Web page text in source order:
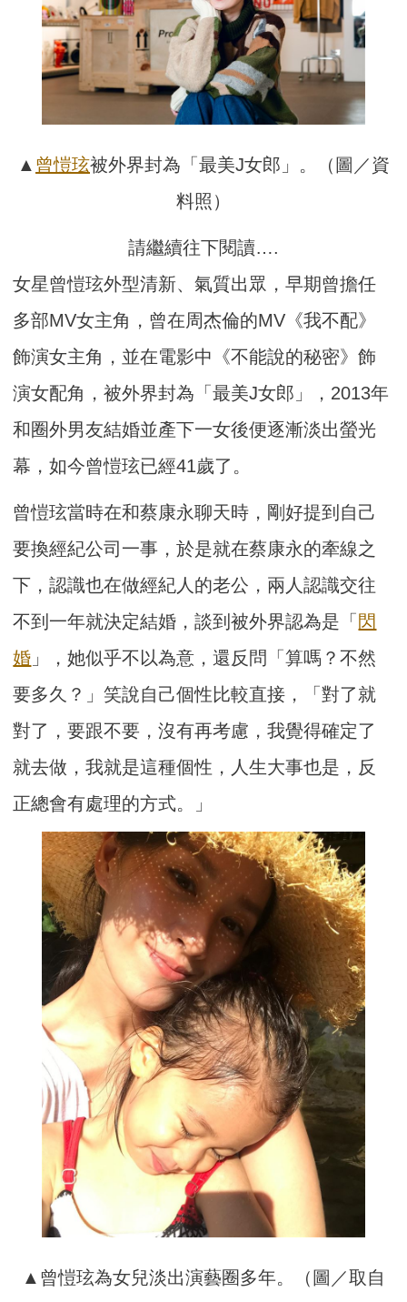
▲ 曾愷玹被外界封為「最美J女郎」。（圖／資
料照）
請繼續往下閱讀….
女星曾愷玹外型清新、氣質出眾，早期曾擔任
多部MV女主角，曾在周杰倫的MV《我不配》
飾演女主角，並在電影中《不能說的秘密》飾
演女配角，被外界封為「最美J女郎」，2013年
和圈外男友結婚並產下一女後便逐漸淡出螢光
幕，如今曾愷玹已經41歲了。
曾愷玹當時在和蔡康永聊天時，剛好提到自己
要換經紀公司一事，於是就在蔡康永的牽線之
下，認識也在做經紀人的老公，兩人認識交往
不到一年就決定結婚，談到被外界認為是「 閃
婚 」，她似乎不以為意，還反問「算嗎？不然
要多久？」笑說自己個性比較直接，「對了就
對了，要跟不要，沒有再考慮，我覺得確定了
就去做，我就是這種個性，人生大事也是，反
正總會有處理的方式。」
▲曾愷玹為女兒淡出演藝圈多年。（圖／取自